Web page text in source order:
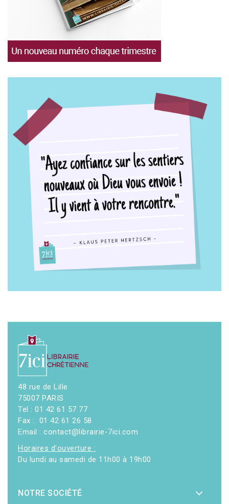
48 rue de Lille
75007 PARIS
Tel : 01 42 61 57 77
Fax : 01 42 61 26 58
Email : contact@librairie-7ici.com
Horaires d'ouverture :
Du lundi au samedi de 11h00 à 19h00
NOTRE SOCIÉTÉ